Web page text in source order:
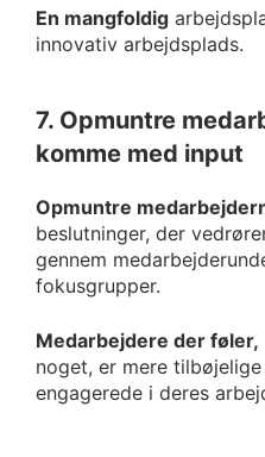
En mangfoldig
innovativ arbejdsplads.
7. Opmuntre
komme med input
Opmuntre
beslutninger, der
gennem
fokusgrupper.
Medarbejdere der føler,
noget, er mere
engagerede i deres